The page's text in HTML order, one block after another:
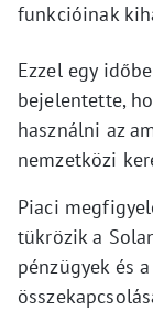
funkcióinak
Ezzel egy
bejelentette,
használni az
nemzetközi
Piaci
tükrözik a
pénzügyek és